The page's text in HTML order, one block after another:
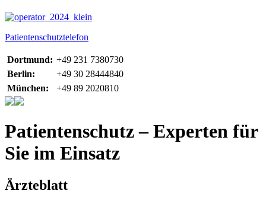
Patientenschutztelefon
Dortmund: +49 231 7380730
Berlin:
+49 30 28444840
München:
+49 89 2020810
Patientenschutz – Experten für
Sie im Einsatz
Ärzteblatt